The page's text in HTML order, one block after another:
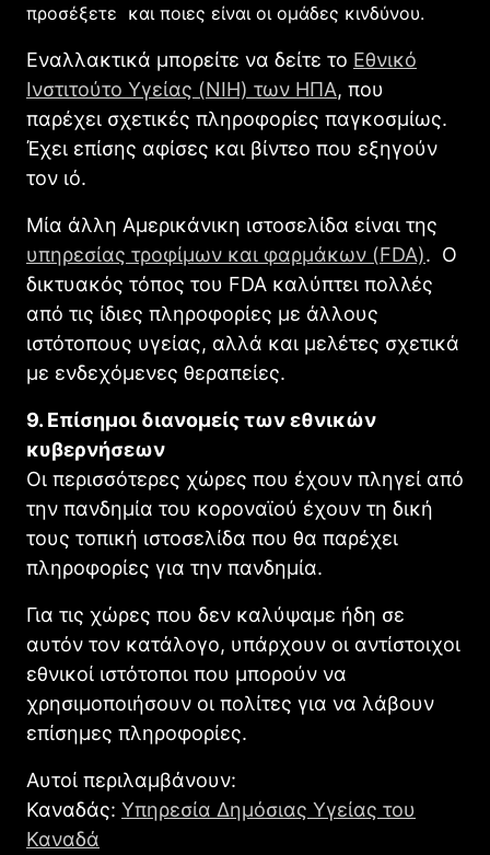
προσέξετε και ποιες είναι οι ομάδες κινδύνου.
Εναλλακτικά μπορείτε να δείτε το Εθνικό
Ινστιτούτο Υγείας (NIH) των ΗΠΑ, που
παρέχει σχετικές πληροφορίες παγκοσμίως.
Έχει επίσης αφίσες και βίντεο που εξηγούν
τον ιό.
Μία άλλη Αμερικάνικη ιστοσελίδα είναι της
υπηρεσίας τροφίμων και φαρμάκων (FDA). Ο
δικτυακός τόπος του FDA καλύπτει πολλές
από τις ίδιες πληροφορίες με άλλους
ιστότοπους υγείας, αλλά και μελέτες σχετικά
με ενδεχόμενες θεραπείες.
9. Επίσημοι διανομείς των εθνικών
κυβερνήσεων
Οι περισσότερες χώρες που έχουν πληγεί από
την πανδημία του κοροναϊού έχουν τη δική
τους τοπική ιστοσελίδα που θα παρέχει
πληροφορίες για την πανδημία.
Για τις χώρες που δεν καλύψαμε ήδη σε
αυτόν τον κατάλογο, υπάρχουν οι αντίστοιχοι
εθνικοί ιστότοποι που μπορούν να
χρησιμοποιήσουν οι πολίτες για να λάβουν
επίσημες πληροφορίες.
Αυτοί περιλαμβάνουν:
Καναδάς: Υπηρεσία Δημόσιας Υγείας του
Καναδά